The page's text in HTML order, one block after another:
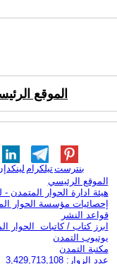
الموقع
تيلكرامبنترست
الموقع الرئيسي
هيئة ادارة الحوار المتمدن -
إحصائيات مؤسسة الحوار
قواعد النشر
ابرز كتاب / كاتبات الحوار
يوتيوب التمدن
مكتبة التمدن
عدد الزوار: 3,429,713,108